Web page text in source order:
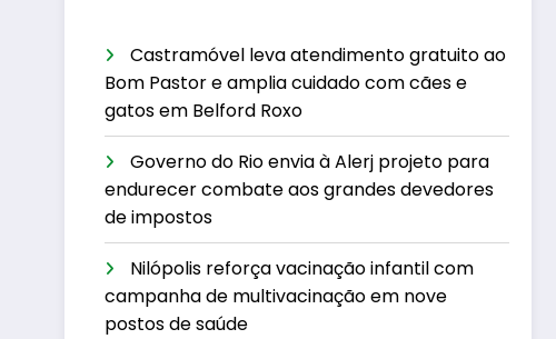
Castramóvel leva atendimento gratuito ao
Bom Pastor e amplia cuidado com cães e
gatos em Belford Roxo
Governo do Rio envia à Alerj projeto para
endurecer combate aos grandes devedores
de impostos
Nilópolis reforça vacinação infantil com
campanha de multivacinação em nove
postos de saúde